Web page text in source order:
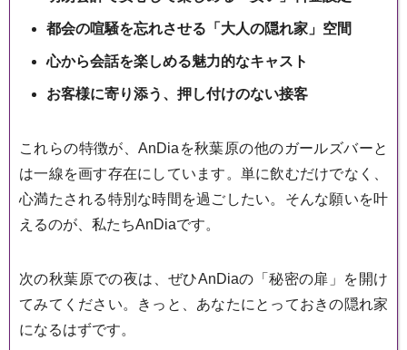
都会の喧騒を忘れさせる「大人の隠れ家」空間
心から会話を楽しめる魅力的なキャスト
お客様に寄り添う、押し付けのない接客
これらの特徴が、AnDiaを秋葉原の他のガールズバーと
は一線を画す存在にしています。単に飲むだけでなく、
心満たされる特別な時間を過ごしたい。そんな願いを叶
えるのが、私たちAnDiaです。
次の秋葉原での夜は、ぜひAnDiaの「秘密の扉」を開け
てみてください。きっと、あなたにとっておきの隠れ家
になるはずです。